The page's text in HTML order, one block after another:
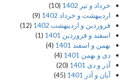
خرداد و تیر 1402
(10)
اردیبهشت و خرداد 1402
(9)
فروردین و اردیبهشت 1402
(12)
اسفند و فروردین 1401
(1)
بهمن و اسفند 1401
(4)
دی و بهمن 1401
(4)
آذر و دی 1401
(20)
آبان و آذر 1401
(45)